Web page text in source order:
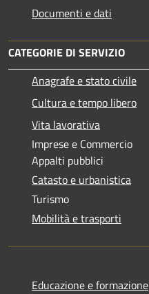
Documenti e dati
CATEGORIE DI SERVIZIO
Anagrafe e stato civile
Cultura e tempo libero
Vita lavorativa
Imprese e Commercio
Appalti pubblici
Catasto e urbanistica
Turismo
Mobilità e trasporti
Educazione e formazione